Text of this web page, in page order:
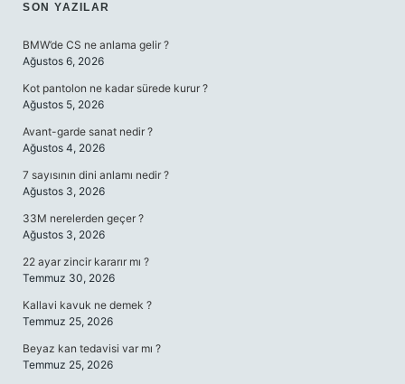
SIDEBAR
SON YAZILAR
BMW’de CS ne anlama gelir ?
Ağustos 6, 2026
Kot pantolon ne kadar sürede kurur ?
Ağustos 5, 2026
Avant-garde sanat nedir ?
Ağustos 4, 2026
7 sayısının dini anlamı nedir ?
Ağustos 3, 2026
33M nerelerden geçer ?
Ağustos 3, 2026
22 ayar zincir kararır mı ?
Temmuz 30, 2026
Kallavi kavuk ne demek ?
Temmuz 25, 2026
Beyaz kan tedavisi var mı ?
Temmuz 25, 2026